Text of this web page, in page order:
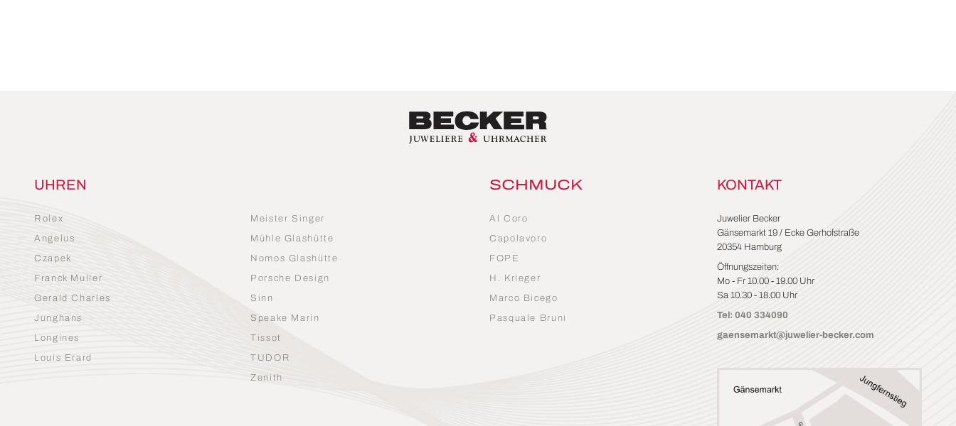
UHREN
Rolex
Angelus
Czapek
Franck Muller
Gerald Charles
Junghans
Longines
Louis Erard
Meister Singer
Mühle Glashütte
Nomos Glashütte
Porsche Design
Sinn
Speake Marin
Tissot
TUDOR
Zenith
SCHMUCK
Al Coro
Capolavoro
FOPE
H. Krieger
Marco Bicego
Pasquale Bruni
KONTAKT
Juwelier Becker
Gänsemarkt 19 / Ecke Gerhofstraße
20354 Hamburg
Öffnungszeiten:
Mo - Fr 10.00 - 19.00 Uhr
Sa 10.30 - 18.00 Uhr
Tel: 040 334090
gaensemarkt@juwelier-becker.com